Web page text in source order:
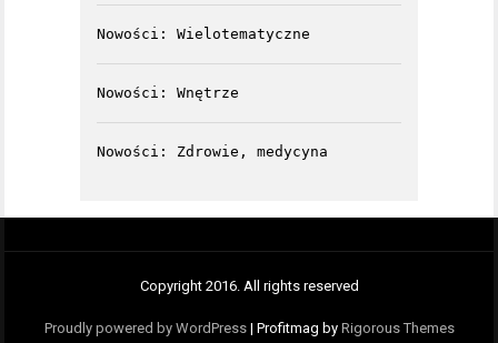
Nowości: Wielotematyczne
Nowości: Wnętrze
Nowości: Zdrowie, medycyna
Copyright 2016. All rights reserved
Proudly powered by WordPress | Profitmag by Rigorous Themes